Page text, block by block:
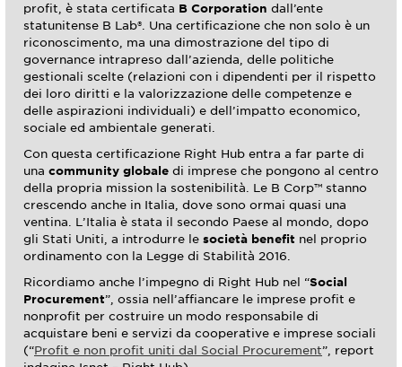
profit, è stata certificata B Corporation dall’ente
statunitense B Lab®. Una certificazione che non solo è un
riconoscimento, ma una dimostrazione del tipo di
governance intrapreso dall’azienda, delle politiche
gestionali scelte (relazioni con i dipendenti per il rispetto
dei loro diritti e la valorizzazione delle competenze e
delle aspirazioni individuali) e dell’impatto economico,
sociale ed ambientale generati.
Con questa certificazione Right Hub entra a far parte di
una community globale di imprese che pongono al centro
della propria mission la sostenibilità. Le B Corp™ stanno
crescendo anche in Italia, dove sono ormai quasi una
ventina. L’Italia è stata il secondo Paese al mondo, dopo
gli Stati Uniti, a introdurre le società benefit nel proprio
ordinamento con la Legge di Stabilità 2016.
Ricordiamo anche l’impegno di Right Hub nel “Social
Procurement”, ossia nell’affiancare le imprese profit e
nonprofit per costruire un modo responsabile di
acquistare beni e servizi da cooperative e imprese sociali
(“Profit e non profit uniti dal Social Procurement”, report